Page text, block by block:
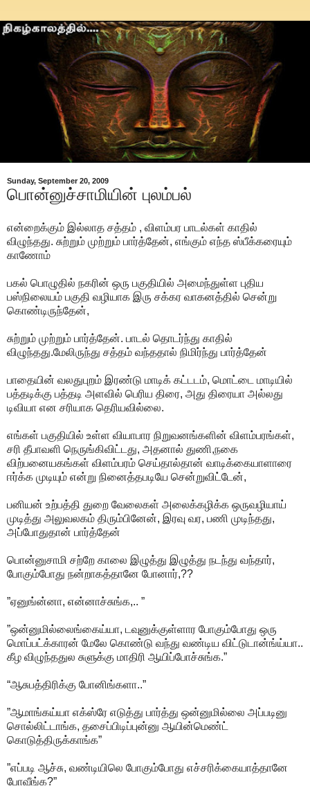
Sunday, September 20, 2009
பொன்னுச்சாமியின் புலம்பல்
என்றைக்கும் இல்லாத சத்தம் , விளம்பர பாடல்கள் காதில்
விழுந்தது. சுற்றும் முற்றும் பார்த்தேன், எங்கும் எந்த ஸ்பீக்கரையும்
காணோம்
பகல் பொழுதில் நகரின் ஒரு பகுதியில் அமைந்துள்ள புதிய
பஸ்நிலையம் பகுதி வழியாக இரு சக்கர வாகனத்தில் சென்று
கொண்டிருந்தேன்,
சுற்றும் முற்றும் பார்த்தேன். பாடல் தொடர்ந்து காதில்
விழுந்தது.மேலிருந்து சத்தம் வந்ததால் நிமிர்ந்து பார்த்தேன்
பாதையின் வலதுபுறம் இரண்டு மாடிக் கட்டடம், மொட்டை மாடியில்
பத்தடிக்கு பத்தடி அளவில் பெரிய திரை, அது திரையா அல்லது
டிவியா என சரியாக தெரியவில்லை.
எங்கள் பகுதியில் உள்ள வியாபார நிறுவனங்களின் விளம்பரங்கள்,
சரி தீபாவளி நெருங்கிவிட்டது, அதனால் துணி,நகை
விற்பனையகங்கள் விளம்பரம் செய்தால்தான் வாடிக்கையாளாரை
ஈர்க்க முடியும் என்று நினைத்தபடியே சென்றுவிட்டேன்,
பனியன் உற்பத்தி துறை வேலைகள் அலைக்கழிக்க ஒருவழியாய்
முடித்து அலுவலகம் திரும்பினேன், இரவு வர, பணி முடிந்தது,
அப்போதுதான் பார்த்தேன்
பொன்னுசாமி சற்றே காலை இழுத்து இழுத்து நடந்து வந்தார்,
போகும்போது நன்றாகத்தானே போனார்,??
”ஏனுங்ன்னா, என்னாச்சுங்க,.. ”
”ஒன்னுமில்லைங்கைய்யா, டவுனுக்குள்ளார போகும்போது ஒரு
மொப்பட்க்காரன் மேலே கொண்டு வந்து வண்டிய விட்டுடான்ங்ய்யா..
கீழ விழுந்ததுல சுளுக்கு மாதிரி ஆயிப்போச்சுங்க.”
“ஆசுபத்திரிக்கு போனிங்களா..”
”ஆமாங்கய்யா எக்ஸ்ரே எடுத்து பார்த்து ஒன்னுமில்லை அப்படினு
சொல்லிட்டாங்க, தசைப்பிடிப்புன்னு ஆயின்மெண்ட்
கொடுத்திருக்காங்க”
”எப்படி ஆச்சு, வண்டியிலெ போகும்போது எச்சரிக்கையாத்தானே
போவீங்க?”